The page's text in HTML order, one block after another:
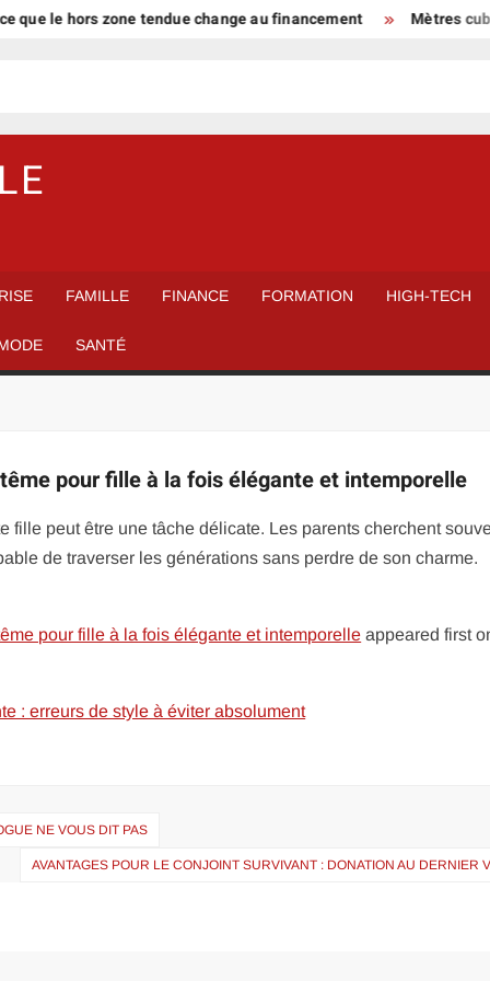
que le hors zone tendue change au financement Mètres
FAMILLE FINANCE FORMATION HIGH-TECH
SANTÉ
pour fille à la fois élégante et intemporelle
fille peut être une tâche délicate. Les parents cherchent
de traverser les générations sans perdre de son charme.
pour fille à la fois élégante et intemporelle appeared first
: erreurs de style à éviter absolument
NE VOUS DIT PAS
AVANTAGES POUR LE CONJOINT SURVIVANT : DONATION AU DERNIER